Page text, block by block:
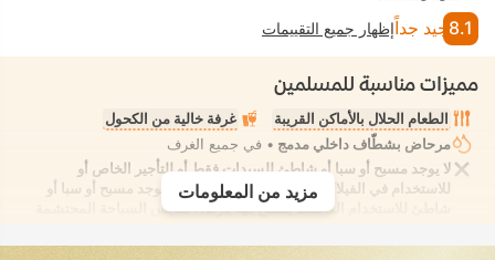
8.1 جيد جداًإظهار جميع التقييمات
مميزات مناسبة للمسلمين
الطعام الحلال بالأماكن القريبة
غرفة خالية من الكحول
مرحاض بشطّاف داخلي مدمج • في جميع الغرف
لا يوجد مسبح أو سبا أو شاطئ للسيدات فقط أو للتأجير الخاص أو
للاستخدام في الفيلا/الغرفة يوفر الانعزال التام. لا يوجد مسبح أو سبا أو
شاطئ للاستخدام المُختلط يُسمح فيه بارتداء ملابس السباحة المحتشمة
مزيد من المعلومات